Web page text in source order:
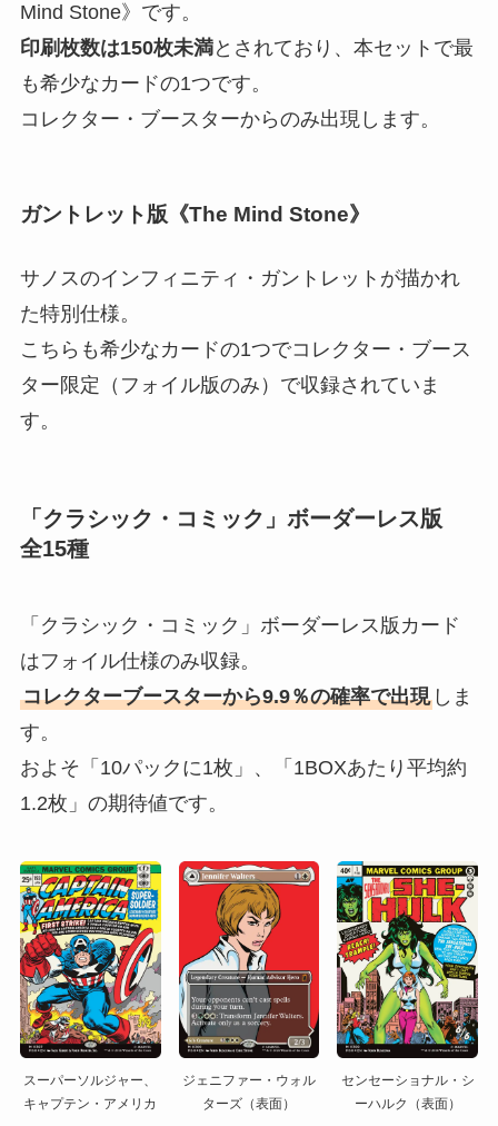
Mind Stone》です。
印刷枚数は150枚未満とされており、本セットで最
も希少なカードの1つです。
コレクター・ブースターからのみ出現します。
ガントレット版《The Mind Stone》
サノスのインフィニティ・ガントレットが描かれ
た特別仕様。
こちらも希少なカードの1つでコレクター・ブース
ター限定（フォイル版のみ）で収録されていま
す。
「クラシック・コミック」ボーダーレス版
全15種
「クラシック・コミック」ボーダーレス版カード
はフォイル仕様のみ収録。
コレクターブースターから9.9％の確率で出現しま
す。
およそ「10パックに1枚」、「1BOXあたり平均約
1.2枚」の期待値です。
スーパーソルジャー、
キャプテン・アメリカ
ジェニファー・ウォル
ターズ（表面）
センセーショナル・シ
ーハルク（表面）